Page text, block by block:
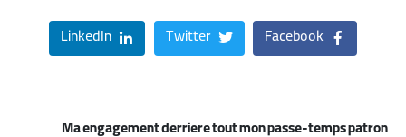
Facebook
Twitter
LinkedIn
Ma engagement derriere tout mon passe-temps patron